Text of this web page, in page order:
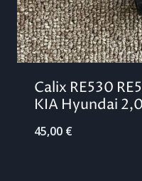
Calix RE530
KIA Hyundai
45,00 €